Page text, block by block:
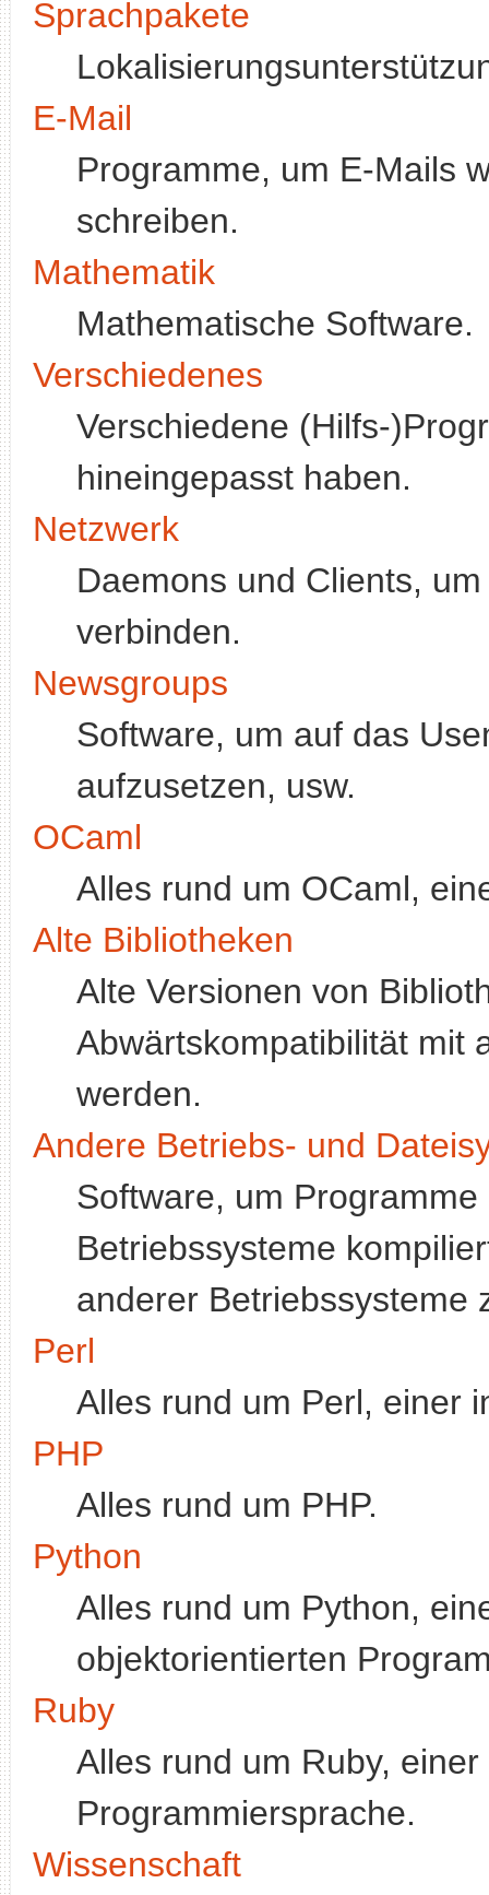
Sprachpakete
E-Mail
Programme, um E-Mails
schreiben.
Mathematik
Mathematische Software.
Verschiedenes
Verschiedene (Hilfs-
hineingepasst haben.
Netzwerk
Daemons und Clients,
verbinden.
Newsgroups
Software, um auf das
aufzusetzen, usw.
OCaml
Alles rund um OCaml,
Alte Bibliotheken
Alte Versionen von
Abwärtskompatibilität mit
werden.
Andere Betriebs- und
Software, um
Betriebssysteme
anderer Betriebssysteme
Perl
Alles rund um Perl, einer
PHP
Alles rund um PHP.
Python
Alles rund um Python,
objektorientierten
Ruby
Alles rund um Ruby,
Programmiersprache.
Wissenschaft